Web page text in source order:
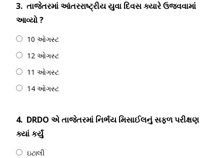
3. તાજેતરમાં આંતરરાષ્ટ્રીય યુવા દિવસ ક્યારે ઉજવવામાં
આવ્યો ?
10 ઓગસ્ટ
12 ઓગસ્ટ
11 ઓગસ્ટ
14 ઓગસ્ટ
4. DRDO એ તાજેતરમાં નિર્ભય મિસાઈલનું સફળ પરીક્ષણ
ક્યાં કર્યું
ઇટાલી